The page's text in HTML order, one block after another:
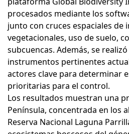
procesados mediante los
junto con cruces espaciales de
vegetacionales, uso de suelo,
subcuencas. Además, se
instrumentos pertinentes
actores clave para determinar
prioritarias para el control.
Los resultados muestran una
Península, concentrada en los
Reserva Nacional Laguna